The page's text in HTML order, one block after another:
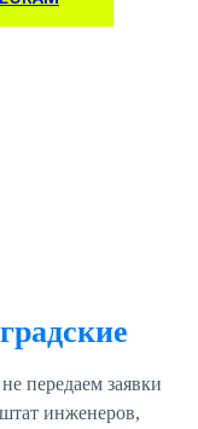
передаем заявки
инженеров,